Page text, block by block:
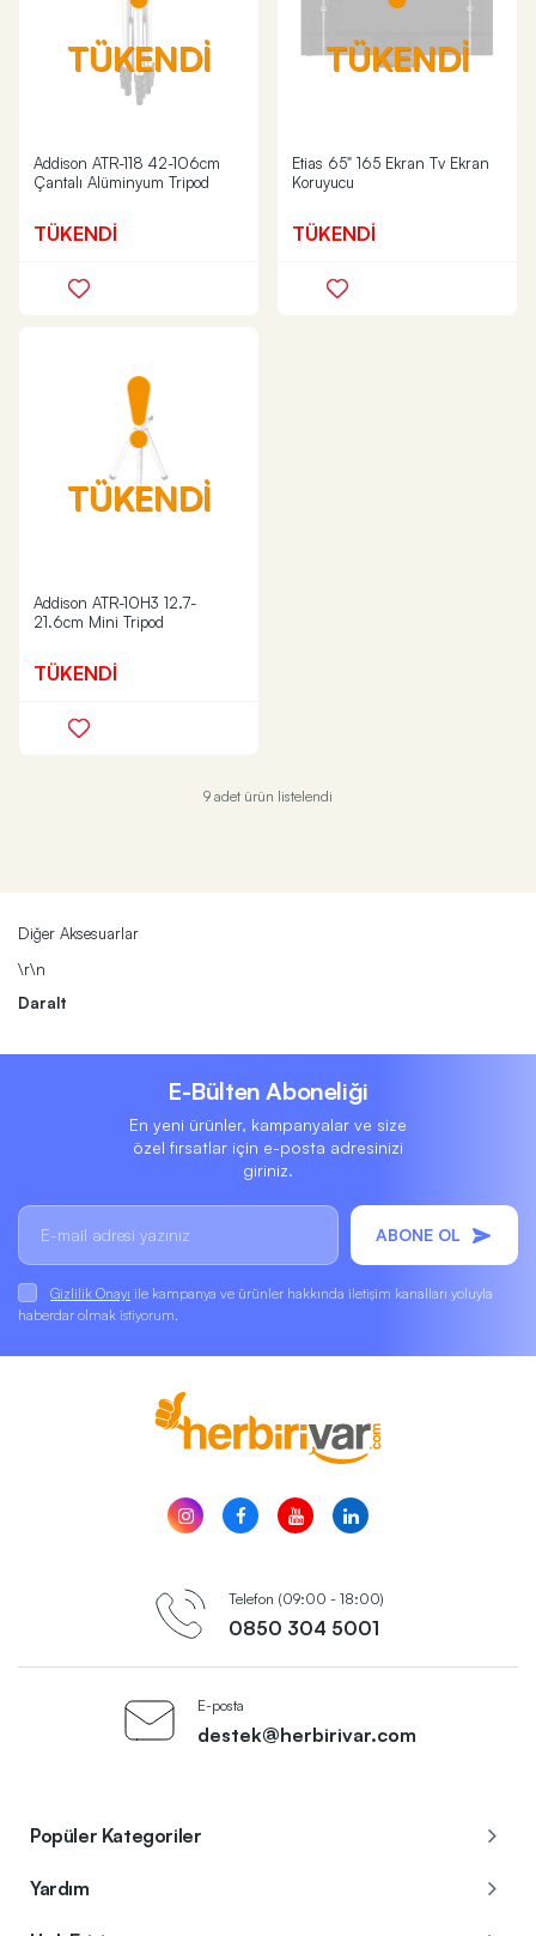
TÜKENDİ
Addison ATR-118 42-106cm
Çantalı Alüminyum Tripod
TÜKENDİ
TÜKENDİ
Etias 65" 165 Ekran Tv Ekran
Koruyucu
TÜKENDİ
TÜKENDİ
Addison ATR-10H3 12.7-
21.6cm Mini Tripod
TÜKENDİ
9 adet ürün listelendi
Diğer Aksesuarlar
\r\n
Daralt
E-Bülten Aboneliği
En yeni ürünler, kampanyalar ve size
özel fırsatlar için e-posta adresinizi
giriniz.
ABONE OL
Gizlilik Onayı ile kampanya ve ürünler hakkında iletişim kanalları yoluyla
haberdar olmak istiyorum.
Telefon (09:00 - 18:00)
0850 304 5001
E-posta
destek@herbirivar.com
Popüler Kategoriler
Yardım